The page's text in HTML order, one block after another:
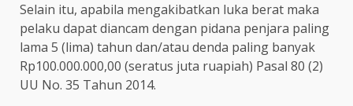
Selain itu, apabila mengakibatkan luka berat maka
pelaku dapat diancam dengan pidana penjara paling
lama 5 (lima) tahun dan/atau denda paling banyak
Rp100.000.000,00 (seratus juta ruapiah) Pasal 80 (2)
UU No. 35 Tahun 2014.